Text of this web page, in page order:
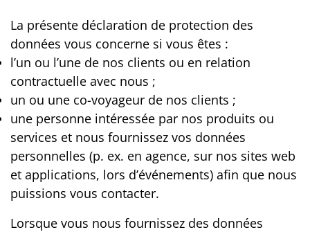
La présente déclaration de protection des
données vous concerne si vous êtes :
l’un ou l’une de nos clients ou en relation
contractuelle avec nous ;
un ou une co-voyageur de nos clients ;
une personne intéressée par nos produits ou
services et nous fournissez vos données
personnelles (p. ex. en agence, sur nos sites web
et applications, lors d’événements) afin que nous
puissions vous contacter.
Lorsque vous nous fournissez des données